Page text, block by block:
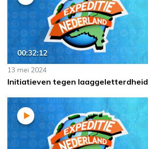
00:32:12
13 mei 2024
Initiatieven tegen laaggeletterdheid